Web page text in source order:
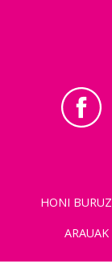
HONI BURUZ
ARAUAK